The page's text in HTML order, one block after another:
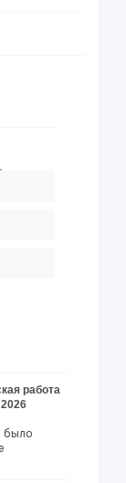
работа
было